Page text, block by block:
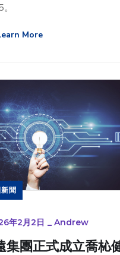
More
聞
年2月2日 _ Andrew
集團正式成立喬杺